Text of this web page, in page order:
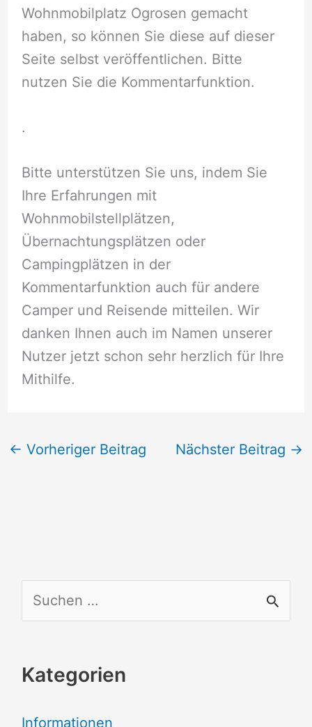
Wohnmobilplatz Ogrosen gemacht
haben, so können Sie diese auf dieser
Seite selbst veröffentlichen. Bitte
nutzen Sie die Kommentarfunktion.
.
Bitte unterstützen Sie uns, indem Sie
Ihre Erfahrungen mit
Wohnmobilstellplätzen,
Übernachtungsplätzen oder
Campingplätzen in der
Kommentarfunktion auch für andere
Camper und Reisende mitteilen. Wir
danken Ihnen auch im Namen unserer
Nutzer jetzt schon sehr herzlich für Ihre
Mithilfe.
← Vorheriger Beitrag Nächster Beitrag →
u
h
Kategorien
Informationen